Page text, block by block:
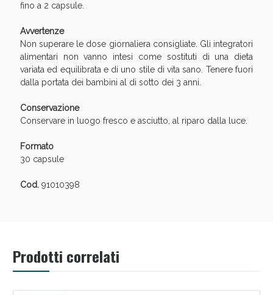
fino a 2 capsule.
Avvertenze
Non superare le dose giornaliera consigliate. Gli integratori
alimentari non vanno intesi come sostituti di una dieta
variata ed equilibrata e di uno stile di vita sano. Tenere fuori
dalla portata dei bambini al di sotto dei 3 anni.
Conservazione
Conservare in luogo fresco e asciutto, al riparo dalla luce.
Formato
30 capsule
Cod.91010398
Prodotti correlati